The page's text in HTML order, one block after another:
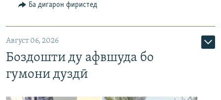
Ба дигарон фиристед
Август 06, 2026
Боздошти ду афвшуда бо
гумони дуздӣ